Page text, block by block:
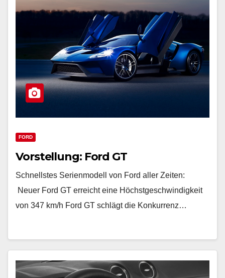
FORD
Vorstellung: Ford GT
Schnellstes Serienmodell von Ford aller Zeiten:
Neuer Ford GT erreicht eine Höchstgeschwindigkeit
von 347 km/h Ford GT schlägt die Konkurrenz…